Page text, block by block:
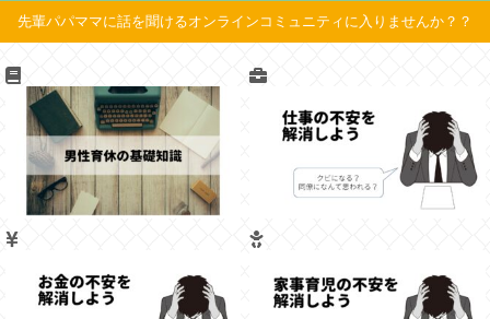
先輩パパママに話を聞けるオンラインコミュニティに入りませんか？？